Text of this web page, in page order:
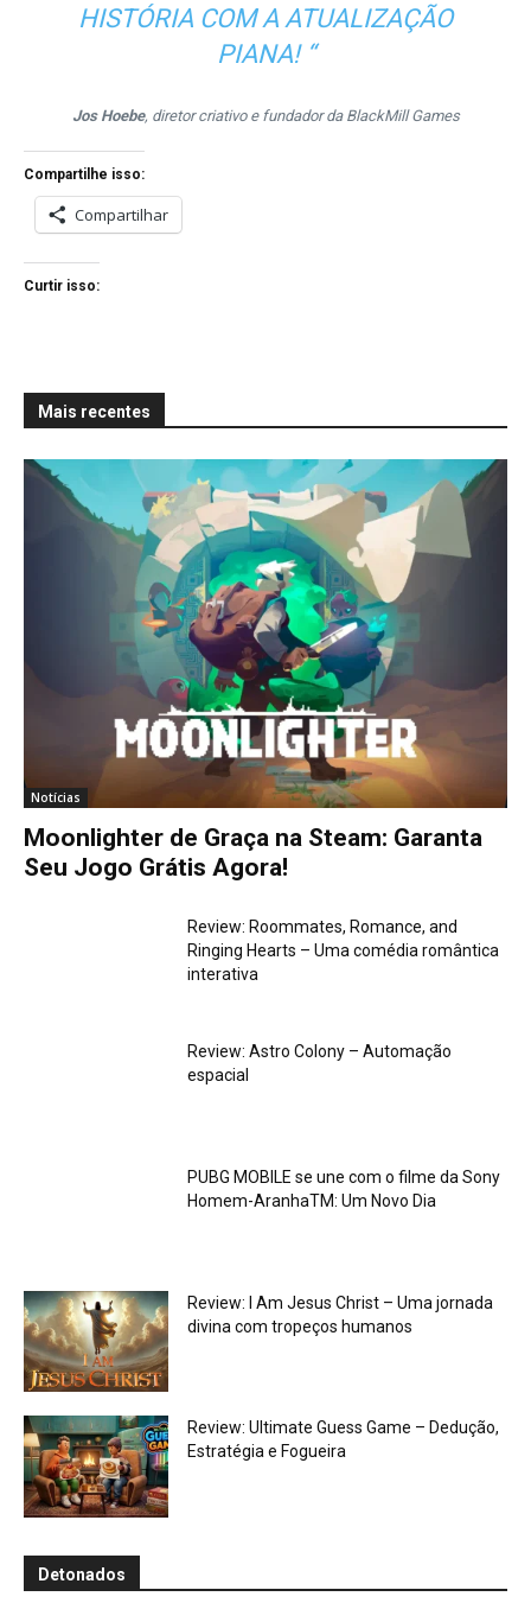
HISTÓRIA COM A ATUALIZAÇÃO
PIANA! “
Jos Hoebe, diretor criativo e fundador da BlackMill Games
Compartilhe isso:
Compartilhar
Curtir isso:
Mais recentes
Notícias
Moonlighter de Graça na Steam: Garanta
Seu Jogo Grátis Agora!
Review: Roommates, Romance, and
Ringing Hearts – Uma comédia romântica
interativa
Review: Astro Colony – Automação
espacial
PUBG MOBILE se une com o filme da Sony
Homem-AranhaTM: Um Novo Dia
Review: I Am Jesus Christ – Uma jornada
divina com tropeços humanos
Review: Ultimate Guess Game – Dedução,
Estratégia e Fogueira
Detonados